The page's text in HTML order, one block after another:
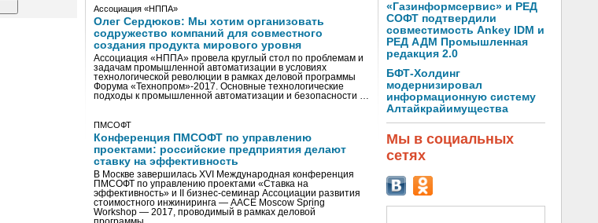
Ассоциация «НППА»
Олег Сердюков: Мы хотим организовать
содружество компаний для совместного
создания продукта мирового уровня
Ассоциация «НППА» провела круглый стол по проблемам и
задачам промышленной автоматизации в условиях
технологической революции в рамках деловой программы
Форума «Технопром»-2017. Основные технологические
подходы к промышленной автоматизации и безопасности …
ПМСОФТ
Конференция ПМСОФТ по управлению
проектами: российские предприятия делают
ставку на эффективность
В Москве завершилась XVI Международная конференция
ПМСОФТ по управлению проектами «Ставка на
эффективность» и II бизнес-семинар Ассоциации развития
стоимостного инжиниринга — AACE Moscow Spring
Workshop — 2017, проводимый в рамках деловой
«Газинформсервис» и РЕД
СОФТ подтвердили
совместимость Ankey IDM и
РЕД АДМ Промышленная
редакция 2.0
БФТ-Холдинг
модернизировал
информационную систему
Алтайкрайимущества
Мы в социальных
сетях